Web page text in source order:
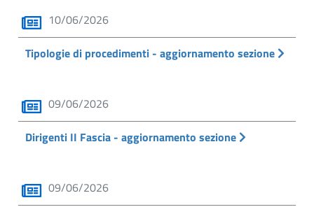
10/06/2026
Tipologie di procedimenti - aggiornamento sezione
09/06/2026
Dirigenti II Fascia - aggiornamento sezione
09/06/2026